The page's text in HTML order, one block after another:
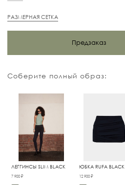
РАЗМЕРНАЯ СЕТКА
Предзаказ
Соберите полный образ:
ЛЕГГИНСЫ SLIM BLACK
7 900 ₽
ЮБКА RUFA BLACK
12 900 ₽